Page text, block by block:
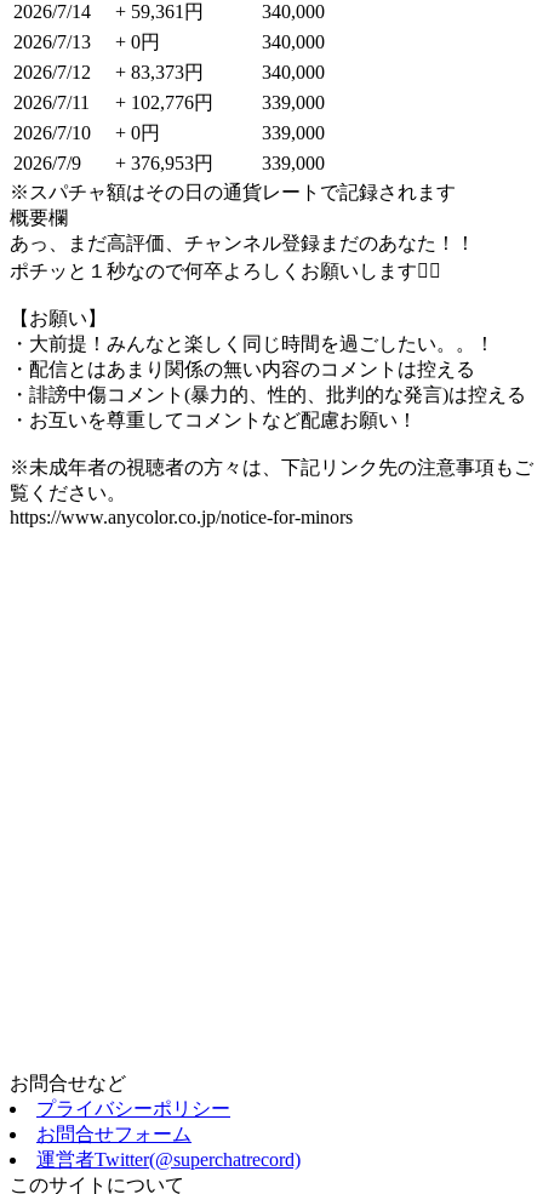
2026/7/14
+ 59,361円
340,000
2026/7/13
+ 0円
340,000
2026/7/12
+ 83,373円
340,000
2026/7/11
+ 102,776円
339,000
2026/7/10
+ 0円
339,000
2026/7/9
+ 376,953円
339,000
※スパチャ額はその日の通貨レートで記録されます
概要欄
あっ、まだ高評価、チャンネル登録まだのあなた！！
ポチッと１秒なので何卒よろしくお願いします🙇‍♂️
【お願い】
・大前提！みんなと楽しく同じ時間を過ごしたい。。！
・配信とはあまり関係の無い内容のコメントは控える
・誹謗中傷コメント(暴力的、性的、批判的な発言)は控える
・お互いを尊重してコメントなど配慮お願い！
※未成年者の視聴者の方々は、下記リンク先の注意事項もご
覧ください。
https://www.anycolor.co.jp/notice-for-minors
お問合せなど
プライバシーポリシー
お問合せフォーム
運営者Twitter(@superchatrecord)
このサイトについて